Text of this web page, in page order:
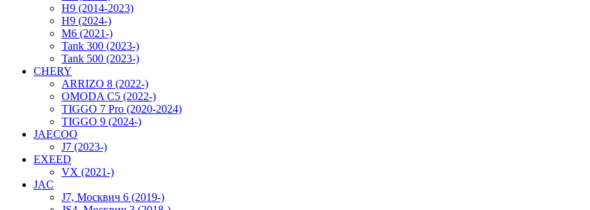
H9 (2014-2023)
H9 (2024-)
M6 (2021-)
Tank 300 (2023-)
Tank 500 (2023-)
CHERY
ARRIZO 8 (2022-)
OMODA C5 (2022-)
TIGGO 7 Pro (2020-2024)
TIGGO 9 (2024-)
JAECOO
J7 (2023-)
EXEED
VX (2021-)
JAC
J7, Москвич 6 (2019-)